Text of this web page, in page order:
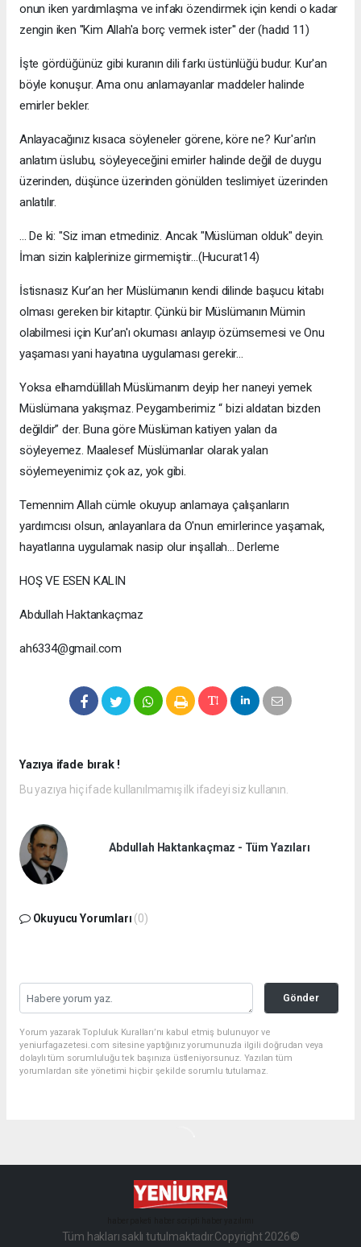
onun iken yardımlaşma ve infakı özendirmek için kendi o kadar
zengin iken ''Kim Allah'a borç vermek ister'' der (hadıd 11)
İşte gördüğünüz gibi kuranın dili farkı üstünlüğü budur. Kur'an
böyle konuşur. Ama onu anlamayanlar maddeler halinde
emirler bekler.
Anlayacağınız kısaca söyleneler görene, köre ne? Kur'an'ın
anlatım üslubu, söyleyeceğini emirler halinde değil de duygu
üzerinden, düşünce üzerinden gönülden teslimiyet üzerinden
anlatılır.
... De ki: "Siz iman etmediniz. Ancak "Müslüman olduk" deyin.
İman sizin kalplerinize girmemiştir...(Hucurat14)
İstisnasız Kur’an her Müslümanın kendi dilinde başucu kitabı
olması gereken bir kitaptır. Çünkü bir Müslümanın Mümin
olabilmesi için Kur'an'ı okuması anlayıp özümsemesi ve Onu
yaşaması yani hayatına uygulaması gerekir...
Yoksa elhamdülillah Müslümanım deyip her naneyi yemek
Müslümana yakışmaz. Peygamberimiz “ bizi aldatan bizden
değildir” der. Buna göre Müslüman katiyen yalan da
söyleyemez. Maalesef Müslümanlar olarak yalan
söylemeyenimiz çok az, yok gibi.
Temennim Allah cümle okuyup anlamaya çalışanların
yardımcısı olsun, anlayanlara da O'nun emirlerince yaşamak,
hayatlarına uygulamak nasip olur inşallah... Derleme
HOŞ VE ESEN KALIN
Abdullah Haktankaçmaz
ah6334@gmail.com
Yazıya ifade bırak !
Bu yazıya hiç ifade kullanılmamış ilk ifadeyi siz kullanın.
Abdullah Haktankaçmaz - Tüm Yazıları
Okuyucu Yorumları (0)
Gönder
Yorum yazarak Topluluk Kuralları’nı kabul etmiş bulunuyor ve
yeniurfagazetesi.com sitesine yaptığınız yorumunuzla ilgili doğrudan veya
dolaylı tüm sorumluluğu tek başınıza üstleniyorsunuz. Yazılan tüm
yorumlardan site yönetimi hiçbir şekilde sorumlu tutulamaz.
Tüm hakları saklı tutulmaktadır.Copyright 2026©